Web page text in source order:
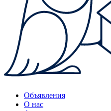
Объявления
О нас